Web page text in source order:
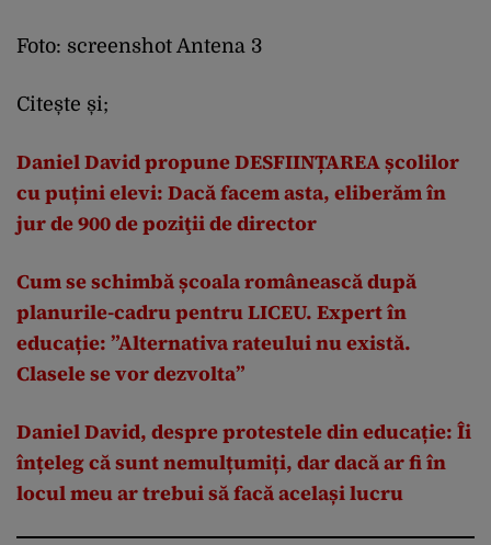
Foto: screenshot Antena 3
Citește și;
Daniel David propune DESFIINȚAREA școlilor
cu puțini elevi: Dacă facem asta, eliberăm în
jur de 900 de poziţii de director
Cum se schimbă școala românească după
planurile-cadru pentru LICEU. Expert în
educație: ”Alternativa rateului nu există.
Clasele se vor dezvolta”
Daniel David, despre protestele din educație: Îi
înțeleg că sunt nemulțumiți, dar dacă ar fi în
locul meu ar trebui să facă același lucru